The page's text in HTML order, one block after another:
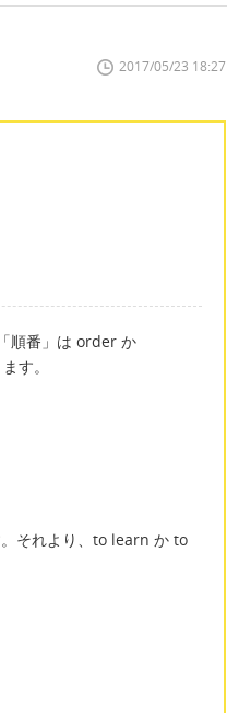
2017/05/23 18:27
順番」は order か
す。
それより、to learn か to